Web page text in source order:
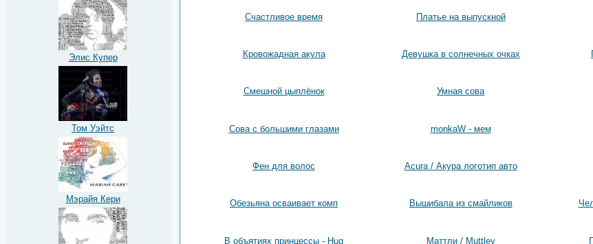
Элис Купер
Том Уэйтс
Мэрайя Кери
Счастливое время Платье на выпускной
Кровожадная акула Девушка в солнечных очках
Смешной цыплёнок Умная сова
Сова с большими глазами monkaW - мем
Фен для волос Acura / Акура логотип авто
Обезьяна осваивает комп Вышибала из смайликов
В объятиях принцессы - Hug Маттли / Muttley